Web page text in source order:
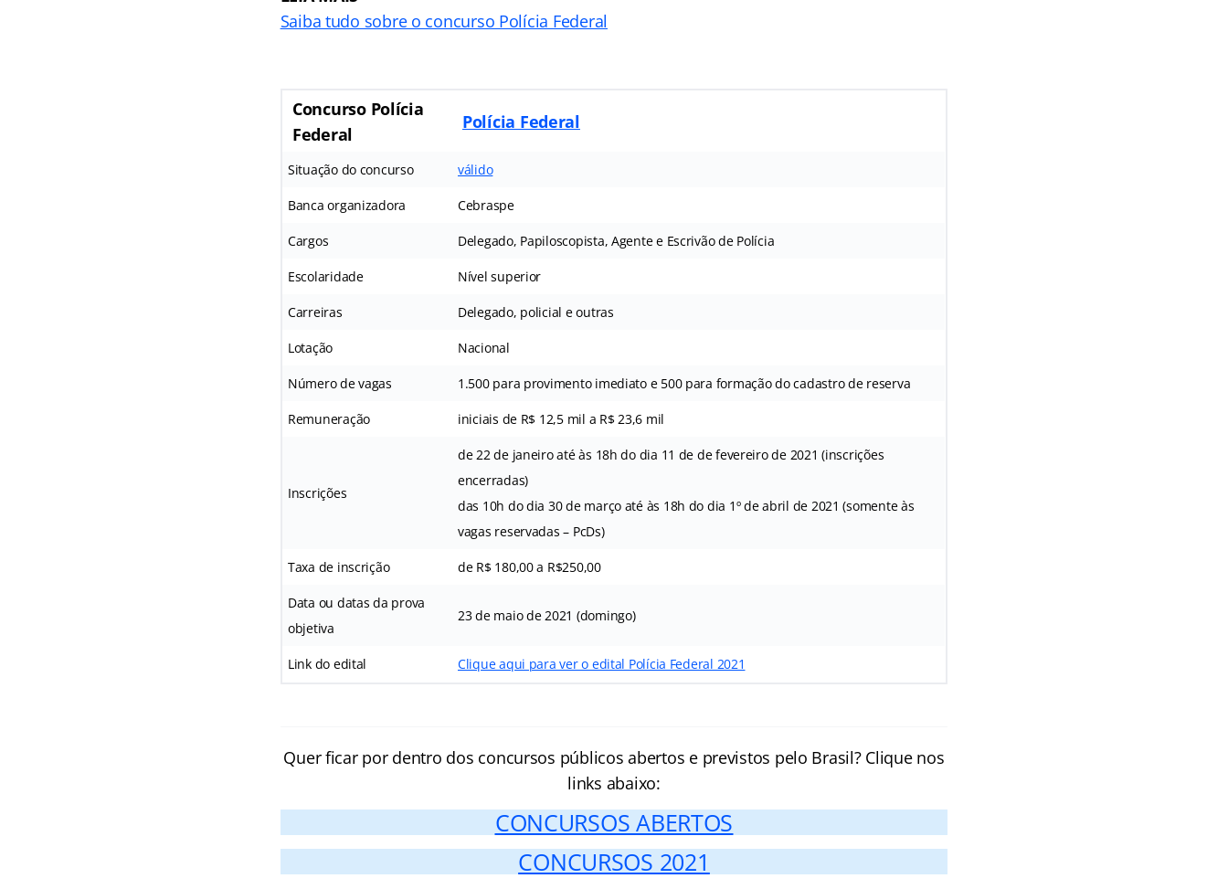
Saiba tudo sobre o concurso Polícia Federal
Concurso Polícia
Federal
Polícia Federal
Situação do concurso válido
Banca organizadora Cebraspe
Cargos Delegado, Papiloscopista, Agente e Escrivão de Polícia
Escolaridade Nível superior
Carreiras Delegado, policial e outras
Lotação Nacional
Número de vagas 1.500 para provimento imediato e 500 para formação do cadastro de reserva
Remuneração iniciais de R$ 12,5 mil a R$ 23,6 mil
Inscrições
de 22 de janeiro até às 18h do dia 11 de de fevereiro de 2021 (inscrições
encerradas)
das 10h do dia 30 de março até às 18h do dia 1º de abril de 2021 (somente às
vagas reservadas – PcDs)
Taxa de inscrição de R$ 180,00 a R$250,00
Data ou datas da prova
objetiva
23 de maio de 2021 (domingo)
Link do edital Clique aqui para ver o edital Polícia Federal 2021
Quer ficar por dentro dos concursos públicos abertos e previstos pelo Brasil? Clique nos
links abaixo:
CONCURSOS ABERTOS
CONCURSOS 2021